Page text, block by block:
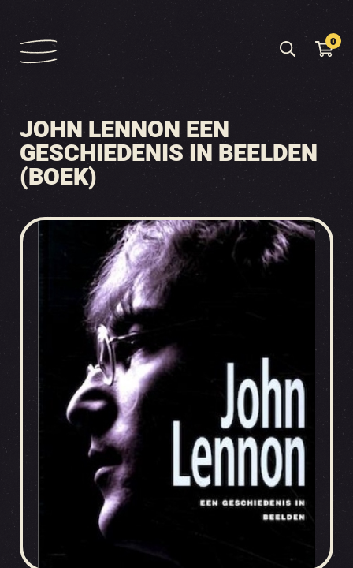
0
JOHN LENNON EEN
GESCHIEDENIS IN BEELDEN
(BOEK)